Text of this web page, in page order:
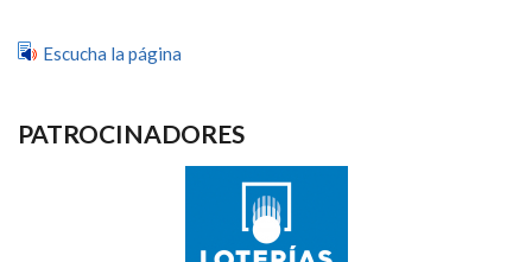
Escucha la página
PATROCINADORES